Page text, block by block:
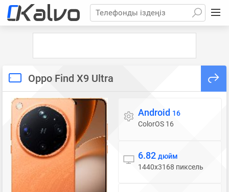
Телефонды іздеңіз
Oppo Find X9 Ultra
Операциялық жүйе
Android 16
ColorOS 16
Дисплей
6.82 дюйм
1440x3168 пиксель